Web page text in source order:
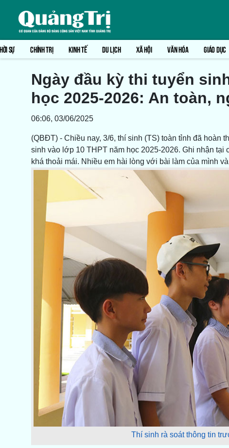
SỰ CHÍNH TRỊ KINH TẾ DU LỊCH XÃ HỘI VĂN HÓA GIÁO DỤC
Ngày đầu kỳ thi tuyển
học 2025-2026: An toàn,
06:06, 03/06/2025
(QBĐT) - Chiều nay, 3/6, thí sinh (TS) toàn tỉnh đã hoàn
sinh vào lớp 10 THPT năm học 2025-2026. Ghi nhận
khá thoải mái. Nhiều em hài lòng với bài làm của mình
Thí sinh rà soát thông tin